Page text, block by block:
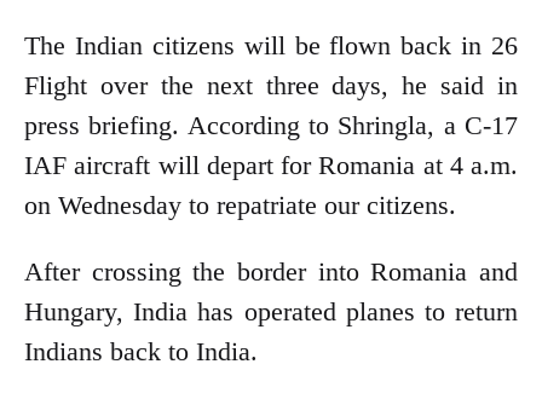
The Indian citizens will be flown back in 26
Flight over the next three days, he said in
press briefing. According to Shringla, a C-17
IAF aircraft will depart for Romania at 4 a.m.
on Wednesday to repatriate our citizens.
After crossing the border into Romania and
Hungary, India has operated planes to return
Indians back to India.